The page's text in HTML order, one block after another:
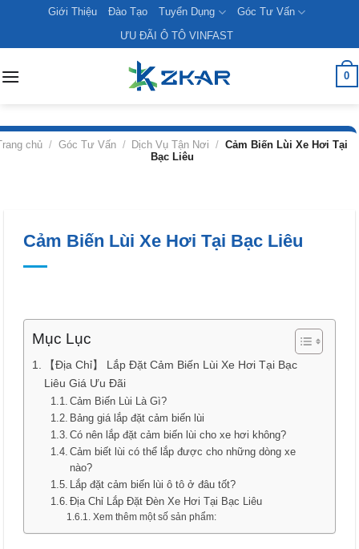
content
Giới Thiệu Đào Tạo Tuyển Dụng
Góc Tư Vấn
ƯU ĐÃI Ô TÔ VINFAST
0
chủ / Góc Tư Vấn / Dịch Vụ Tận Nơi / Cảm Biến Lùi Xe Hơi Tại
Bạc Liêu
Cảm Biến Lùi Xe Hơi Tại Bạc Liêu
Mục Lục
【Địa Chỉ】 Lắp Đặt Cảm Biến Lùi Xe Hơi Tại Bạc
Liêu Giá Ưu Đãi
Cảm Biến Lùi Là Gì?
Bảng giá lắp đặt cảm biến lùi
Có nên lắp đặt cảm biến lùi cho xe hơi không?
Cảm biết lùi có thể lắp được cho những dòng xe
nào?
Lắp đặt cảm biến lùi ô tô ở đâu tốt?
Địa Chỉ Lắp Đặt Đèn Xe Hơi Tại Bạc Liêu
Xem thêm một số sản phẩm: